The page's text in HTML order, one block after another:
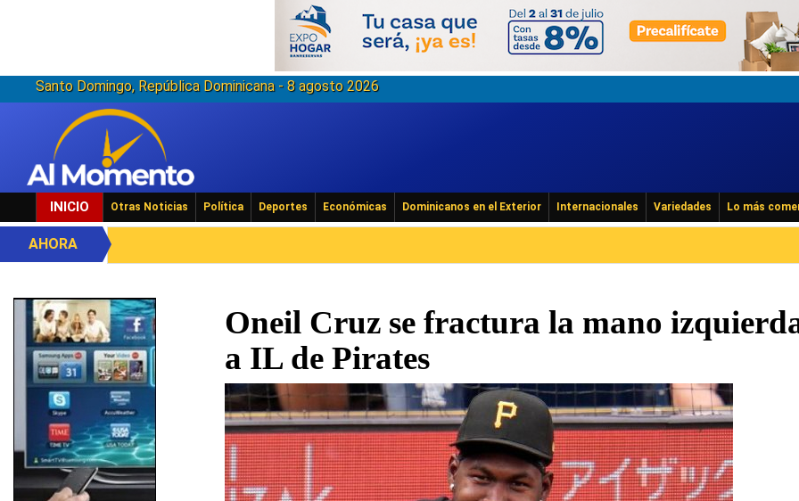
Santo Domingo, República Dominicana - 8 agosto 2026
INICIO Otras Noticias Política Deportes Económicas Dominicanos en el Exterior Internacionales Variedades Lo más
AHORA
Oneil Cruz se fractura la mano
a IL de Pirates